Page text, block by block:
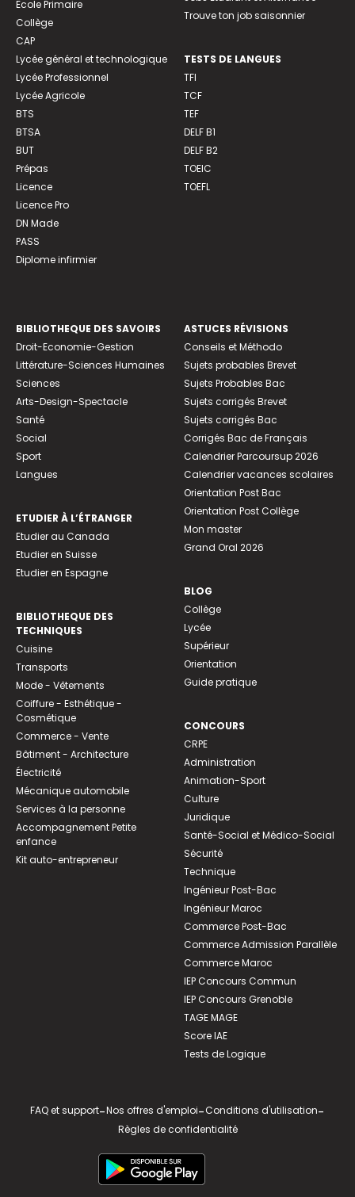
Ecole Primaire
Collège
CAP
Lycée général et technologique
Lycée Professionnel
Lycée Agricole
BTS
BTSA
BUT
Prépas
Licence
Licence Pro
DN Made
PASS
Diplome infirmier
Trouve ton job saisonnier
TESTS DE LANGUES
TFI
TCF
TEF
DELF B1
DELF B2
TOEIC
TOEFL
BIBLIOTHEQUE DES SAVOIRS
Droit-Economie-Gestion
Littérature-Sciences Humaines
Sciences
Arts-Design-Spectacle
Santé
Social
Sport
Langues
ETUDIER À L’ÉTRANGER
Etudier au Canada
Etudier en Suisse
Etudier en Espagne
BIBLIOTHEQUE DES
TECHNIQUES
Cuisine
Transports
Mode - Vêtements
Coiffure - Esthétique -
Cosmétique
Commerce - Vente
Bâtiment - Architecture
Électricité
Mécanique automobile
Services à la personne
Accompagnement Petite
enfance
Kit auto-entrepreneur
ASTUCES RÉVISIONS
Conseils et Méthodo
Sujets probables Brevet
Sujets Probables Bac
Sujets corrigés Brevet
Sujets corrigés Bac
Corrigés Bac de Français
Calendrier Parcoursup 2026
Calendrier vacances scolaires
Orientation Post Bac
Orientation Post Collège
Mon master
Grand Oral 2026
BLOG
Collège
Lycée
Supérieur
Orientation
Guide pratique
CONCOURS
CRPE
Administration
Animation-Sport
Culture
Juridique
Santé-Social et Médico-Social
Sécurité
Technique
Ingénieur Post-Bac
Ingénieur Maroc
Commerce Post-Bac
Commerce Admission Parallèle
Commerce Maroc
IEP Concours Commun
IEP Concours Grenoble
TAGE MAGE
Score IAE
Tests de Logique
FAQ et support-Nos offres d'emploi-Conditions d'utilisation-
Règles de confidentialité